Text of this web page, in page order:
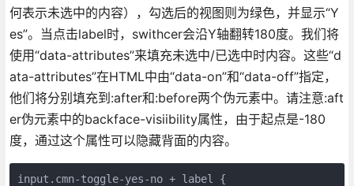
何表示未选中的内容），勾选后的视图则为绿色，并显示“Y
es”。当点击label时，swithcer会沿Y轴翻转180度。我们将
使用“data-attributes”来填充未选中/已选中时内容。这些“d
ata-attributes”在HTML中由“data-on”和“data-off”指定，
他们将分别填充到:after和:before两个伪元素中。请注意:aft
er伪元素中的backface-visiibility属性，由于起点是-180
度，通过这个属性可以隐藏背面的内容。
input.cmn-toggle-yes-no + label {